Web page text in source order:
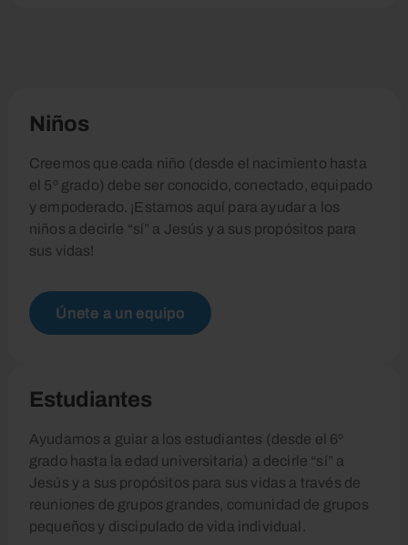
Niños
Creemos que cada niño (desde el nacimiento hasta
el 5º grado) debe ser conocido, conectado, equipado
y empoderado. ¡Estamos aquí para ayudar a los
niños a decirle “sí” a Jesús y a sus propósitos para
sus vidas!
Únete a un equipo
Estudiantes
Ayudamos a guiar a los estudiantes (desde el 6º
grado hasta la edad universitaria) a decirle “sí” a
Jesús y a sus propósitos para sus vidas a través de
reuniones de grupos grandes, comunidad de grupos
pequeños y discipulado de vida individual.